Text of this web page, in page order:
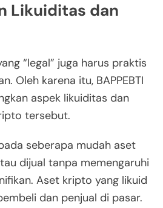
Likuiditas dan
“legal” juga harus praktis
Oleh karena itu, BAPPEBTI
aspek likuiditas dan
tersebut.
seberapa mudah aset
dijual tanpa memengaruhi
Aset kripto yang likuid
dan penjual di pasar.